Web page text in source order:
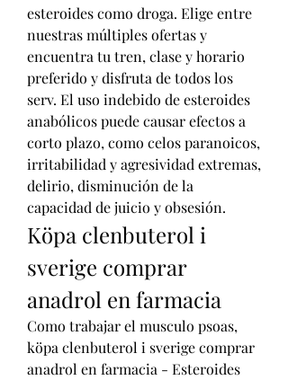
esteroides como droga. Elige entre
nuestras múltiples ofertas y
encuentra tu tren, clase y horario
preferido y disfruta de todos los
serv. El uso indebido de esteroides
anabólicos puede causar efectos a
corto plazo, como celos paranoicos,
irritabilidad y agresividad extremas,
delirio, disminución de la
capacidad de juicio y obsesión.
Köpa clenbuterol i
sverige comprar
anadrol en farmacia
Como trabajar el musculo psoas,
köpa clenbuterol i sverige comprar
anadrol en farmacia - Esteroides